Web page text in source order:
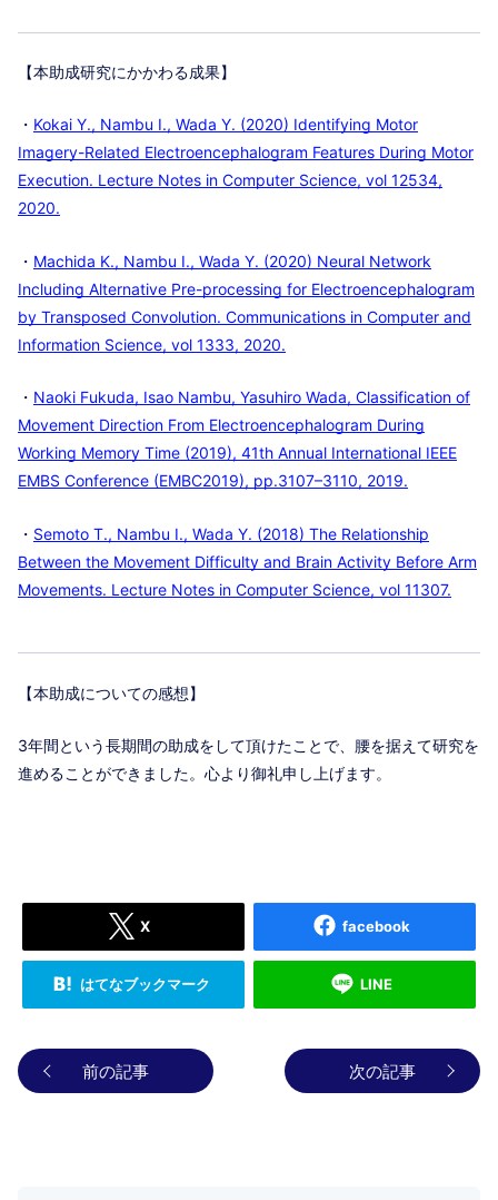
【本助成研究にかかわる成果】
・ Kokai Y., Nambu I., Wada Y. (2020) Identifying Motor
Imagery-Related Electroencephalogram Features During Motor
Execution. Lecture Notes in Computer Science, vol 12534,
2020.
・ Machida K., Nambu I., Wada Y. (2020) Neural Network
Including Alternative Pre-processing for Electroencephalogram
by Transposed Convolution. Communications in Computer and
Information Science, vol 1333, 2020.
・ Naoki Fukuda, Isao Nambu, Yasuhiro Wada, Classification of
Movement Direction From Electroencephalogram During
Working Memory Time (2019), 41th Annual International IEEE
EMBS Conference (EMBC2019), pp.3107–3110, 2019.
・ Semoto T., Nambu I., Wada Y. (2018) The Relationship
Between the Movement Difficulty and Brain Activity Before Arm
Movements. Lecture Notes in Computer Science, vol 11307.
【本助成についての感想】
3年間という長期間の助成をして頂けたことで、腰を据えて研究を
進めることができました。心より御礼申し上げます。
X facebook
はてなブックマーク LINE
前の記事 次の記事